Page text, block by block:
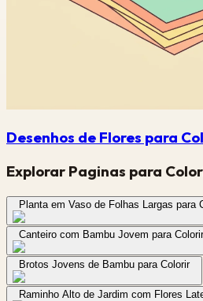
Desenhos de Flores para
Explorar Paginas para
Planta em Vaso de Folhas Largas para
Canteiro com Bambu Jovem para Colorir
Brotos Jovens de Bambu para Colorir
Raminho Alto de Jardim com Flores